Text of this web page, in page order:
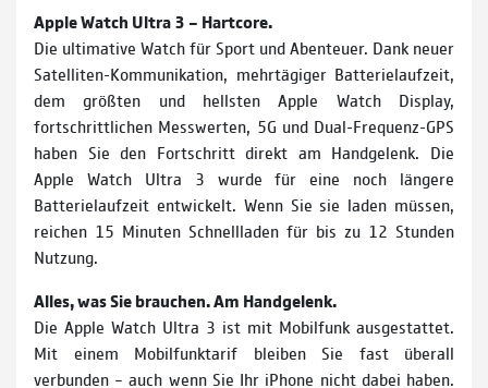
Apple Watch Ultra 3 – Hartcore.
Die ultimative Watch für Sport und Abenteuer. Dank neuer
Satelliten-Kommunikation, mehrtägiger Batterielaufzeit,
dem größten und hellsten Apple Watch Display,
fortschrittlichen Messwerten, 5G und Dual-Frequenz-GPS
haben Sie den Fortschritt direkt am Handgelenk. Die
Apple Watch Ultra 3 wurde für eine noch längere
Batterielaufzeit entwickelt. Wenn Sie sie laden müssen,
reichen 15 Minuten Schnellladen für bis zu 12 Stunden
Nutzung.
Alles, was Sie brauchen. Am Handgelenk.
Die Apple Watch Ultra 3 ist mit Mobilfunk ausgestattet.
Mit einem Mobilfunktarif bleiben Sie fast überall
verbunden – auch wenn Sie Ihr iPhone nicht dabei haben.